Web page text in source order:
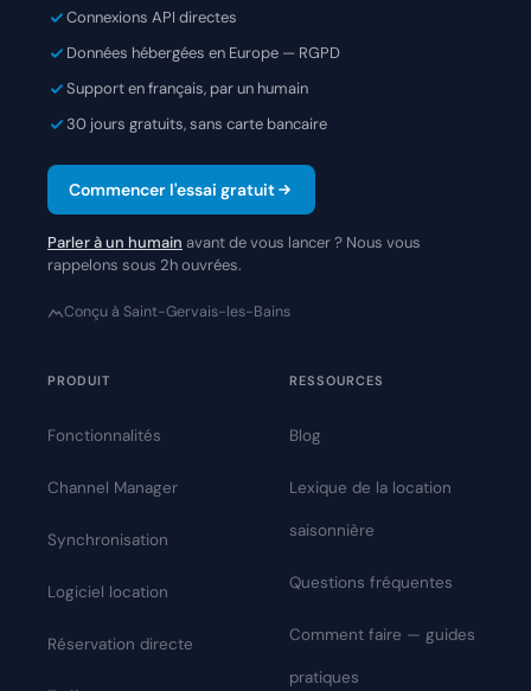
Connexions API directes
Données hébergées en Europe — RGPD
Support en français, par un humain
30 jours gratuits, sans carte bancaire
Commencer l'essai gratuit
Parler à un humain avant de vous lancer ? Nous vous
rappelons sous 2h ouvrées.
Conçu à Saint-Gervais-les-Bains
PRODUIT
Fonctionnalités
Channel Manager
Synchronisation
Logiciel location
Réservation directe
RESSOURCES
Blog
Lexique de la location
saisonnière
Questions fréquentes
Comment faire — guides
pratiques